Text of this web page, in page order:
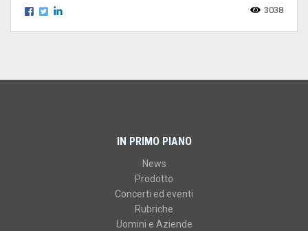
3038
IN PRIMO PIANO
News
Prodotto
Concerti ed eventi
Rubriche
Uomini e Aziende